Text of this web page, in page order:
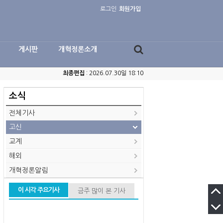
로그인 회원가입
게시판 개혁정론소개
최종편집 : 2026.07.30일 18:10
소식
전체기사
고신
교계
해외
개혁정론알림
이 시각 주요기사 금주 많이 본 기사